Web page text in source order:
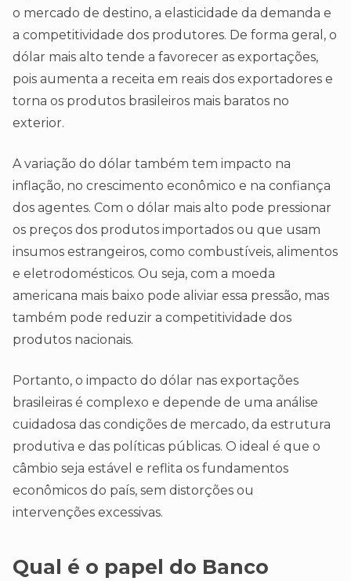
o mercado de destino, a elasticidade da demanda e
a competitividade dos produtores. De forma geral, o
dólar mais alto tende a favorecer as exportações,
pois aumenta a receita em reais dos exportadores e
torna os produtos brasileiros mais baratos no
exterior.
A variação do dólar também tem impacto na
inflação, no crescimento econômico e na confiança
dos agentes. Com o dólar mais alto pode pressionar
os preços dos produtos importados ou que usam
insumos estrangeiros, como combustíveis, alimentos
e eletrodomésticos. Ou seja, com a moeda
americana mais baixo pode aliviar essa pressão, mas
também pode reduzir a competitividade dos
produtos nacionais.
Portanto, o impacto do dólar nas exportações
brasileiras é complexo e depende de uma análise
cuidadosa das condições de mercado, da estrutura
produtiva e das políticas públicas. O ideal é que o
câmbio seja estável e reflita os fundamentos
econômicos do país, sem distorções ou
intervenções excessivas.
Qual é o papel do Banco